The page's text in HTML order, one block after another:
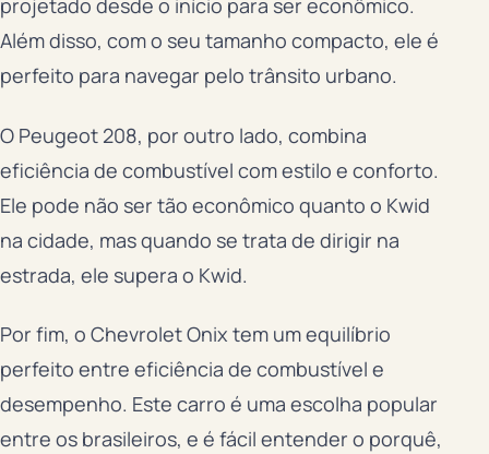
projetado desde o início para ser econômico.
Além disso, com o seu tamanho compacto, ele é
perfeito para navegar pelo trânsito urbano.
O Peugeot 208, por outro lado, combina
eficiência de combustível com estilo e conforto.
Ele pode não ser tão econômico quanto o Kwid
na cidade, mas quando se trata de dirigir na
estrada, ele supera o Kwid.
Por fim, o Chevrolet Onix tem um equilíbrio
perfeito entre eficiência de combustível e
desempenho. Este carro é uma escolha popular
entre os brasileiros, e é fácil entender o porquê,